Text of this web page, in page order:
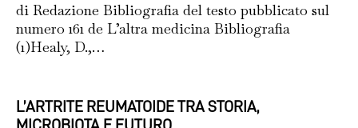
di Redazione Bibliografia del testo pubblicato sul
numero 161 de L’altra medicina Bibliografia
(1)Healy, D.,…
L’ARTRITE REUMATOIDE TRA STORIA,